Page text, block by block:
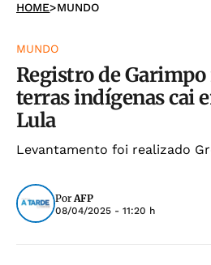
HOME>MUNDO
MUNDO
Registro de
terras indígenas cai
Lula
Levantamento foi realizado
PorAFP
08/04/2025 - 11:20 h